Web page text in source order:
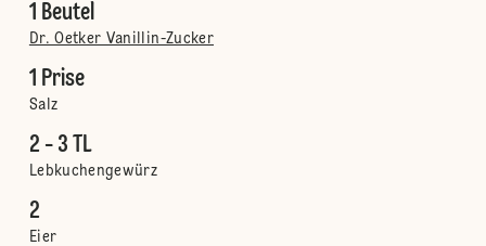
1 Beutel
Dr. Oetker Vanillin-Zucker
1 Prise
Salz
2 - 3 TL
Lebkuchengewürz
2
Eier